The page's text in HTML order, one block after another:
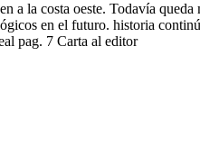
a la costa oeste. Todavía
en el futuro. historia
pag. 7 Carta al editor